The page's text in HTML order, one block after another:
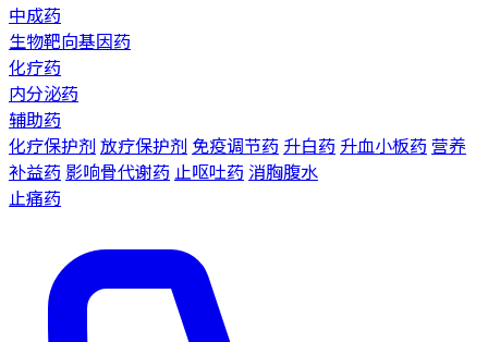
中成药
生物靶向基因药
化疗药
内分泌药
辅助药
化疗保护剂 放疗保护剂 免疫调节药 升白药 升血小板药 营养
补益药 影响骨代谢药 止呕吐药 消胸腹水
止痛药